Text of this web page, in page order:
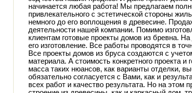
начинается любая работа! Мы предлагаем
привлекательного с эстетической стороны
немного до его воплощения в древесине.
деятельности нашей компании. Помимо
клиентам готовые проекты домов из бревна.
его изготовление. Все работы проводятся в
Все проекты домов из бруса создаются с
материала. А стоимость конкретного проекта
масса таких нюансов, как варианты отделки,
обязательно согласуется с Вами, как и
всех работ и качество результата. Но на